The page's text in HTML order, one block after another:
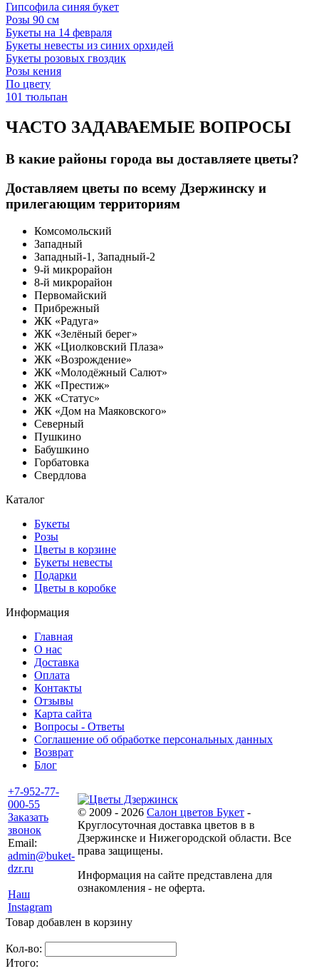
Гипсофила синяя букет
Розы 90 см
Букеты на 14 февраля
Букеты невесты из синих орхидей
Букеты розовых гвоздик
Розы кения
По цвету
101 тюльпан
ЧАСТО ЗАДАВАЕМЫЕ ВОПРОСЫ
В какие районы города вы доставляете цветы?
Доставляем цветы по всему Дзержинску и
прилегающим территориям
Комсомольский
Западный
Западный-1, Западный-2
9-й микрорайон
8-й микрорайон
Первомайский
Прибрежный
ЖК «Радуга»
ЖК «Зелёный берег»
ЖК «Циолковский Плаза»
ЖК «Возрождение»
ЖК «Молодёжный Салют»
ЖК «Престиж»
ЖК «Статус»
ЖК «Дом на Маяковского»
Северный
Пушкино
Бабушкино
Горбатовка
Свердлова
Каталог
Букеты
Розы
Цветы в корзине
Букеты невесты
Подарки
Цветы в коробке
Информация
Главная
О нас
Доставка
Оплата
Контакты
Отзывы
Карта сайта
Вопросы - Ответы
Соглашение об обработке персональных данных
Возврат
Блог
+7-952-77-
000-55
Заказать
звонок
Email:
admin@buket-
dzr.ru
Наш
Instagram
© 2009 - 2026 Салон цветов Букет -
Круглосуточная доставка цветов в в
Дзержинске и Нижегородской области. Все
права защищены.
Информация на сайте представлена для
ознакомления - не оферта.
Товар добавлен в корзину
Кол-во:
Итого: